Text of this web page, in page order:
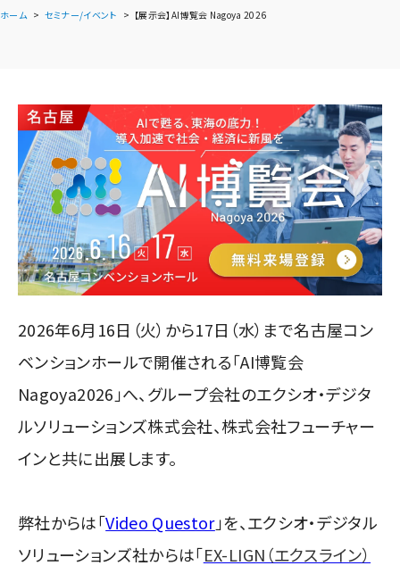
ホーム セミナー/イベント 【展示会】AI博覧会 Nagoya 2026
2026年6月16日（火）から17日（水）まで名古屋コン
ベンションホールで開催される「AI博覧会
Nagoya2026」へ、グループ会社のエクシオ・デジタ
ルソリューションズ株式会社、株式会社フューチャー
インと共に出展します。
弊社からは「Video Questor」を、エクシオ・デジタル
ソリューションズ社からは「EX-LIGN（エクスライン）